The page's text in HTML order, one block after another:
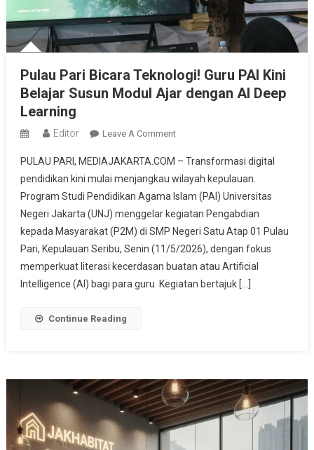
Pulau Pari Bicara Teknologi! Guru PAI Kini
Belajar Susun Modul Ajar dengan AI Deep
Learning
Editor Leave A CommentOn
Pari
Bicara
Teknologi!
Guru
PAI
Kini
Belajar
Susun
PULAU PARI, MEDIAJAKARTA.COM – Transformasi digital
pendidikan kini mulai menjangkau wilayah kepulauan.
Program Studi Pendidikan Agama Islam (PAI) Universitas
Negeri Jakarta (UNJ) menggelar kegiatan Pengabdian
kepada Masyarakat (P2M) di SMP Negeri Satu Atap 01 Pulau
Pari, Kepulauan Seribu, Senin (11/5/2026), dengan fokus
memperkuat literasi kecerdasan buatan atau Artificial
Intelligence (AI) bagi para guru. Kegiatan bertajuk […]
Continue Reading